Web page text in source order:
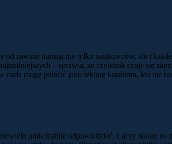
zawsze nurtują nie tylko naukowców, ale i
– sprawia, że czytelnik czuje się
mogę polecić jako lekturę każdemu, kto nie
umie trafnie odpowiedzieć. Łączy naukę